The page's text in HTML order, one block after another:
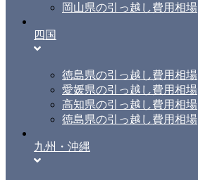
岡山県の引っ越し費用相場
四国
徳島県の引っ越し費用相場
愛媛県の引っ越し費用相場
高知県の引っ越し費用相場
徳島県の引っ越し費用相場
九州・沖縄